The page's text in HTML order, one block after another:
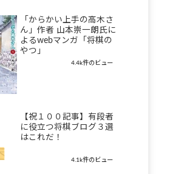
「からかい上手の高木さ
ん」作者 山本崇一朗氏に
よるwebマンガ「将棋の
やつ」
4.4k件のビュー
【祝１００記事】有段者
に役立つ将棋ブログ３選
はこれだ！
4.1k件のビュー